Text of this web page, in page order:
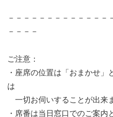
－－－－－－－－－－－－－
－－－－
ご注意：
・座席の位置は「おまかせ
は
一切お伺いすることが出来
・席番は当日窓口でのご案内